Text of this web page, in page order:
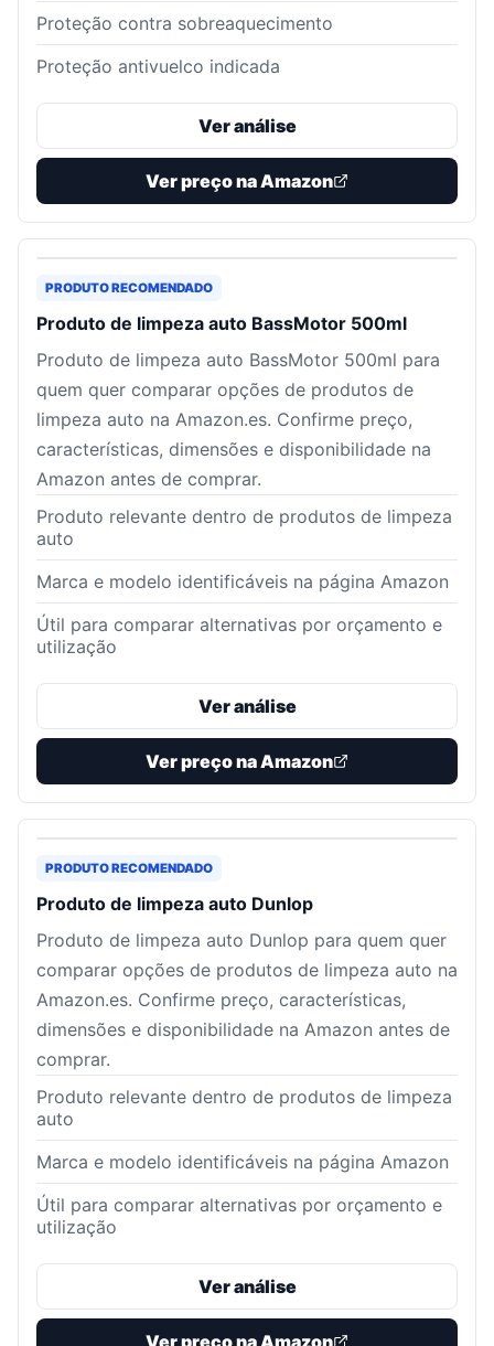
Proteção contra sobreaquecimento
Proteção antivuelco indicada
Ver análise
Ver preço na Amazon
PRODUTO RECOMENDADO
Produto de limpeza auto BassMotor 500ml
Produto de limpeza auto BassMotor 500ml para
quem quer comparar opções de produtos de
limpeza auto na Amazon.es. Confirme preço,
características, dimensões e disponibilidade na
Amazon antes de comprar.
Produto relevante dentro de produtos de limpeza
auto
Marca e modelo identificáveis na página Amazon
Útil para comparar alternativas por orçamento e
utilização
Ver análise
Ver preço na Amazon
PRODUTO RECOMENDADO
Produto de limpeza auto Dunlop
Produto de limpeza auto Dunlop para quem quer
comparar opções de produtos de limpeza auto na
Amazon.es. Confirme preço, características,
dimensões e disponibilidade na Amazon antes de
comprar.
Produto relevante dentro de produtos de limpeza
auto
Marca e modelo identificáveis na página Amazon
Útil para comparar alternativas por orçamento e
utilização
Ver análise
Ver preço na Amazon